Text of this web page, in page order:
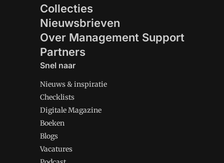
Collecties
Nieuwsbrieven
Over Management Support
Partners
Snel naar
Nieuws & inspiratie
Checklists
Digitale Magazine
Boeken
Blogs
Vacatures